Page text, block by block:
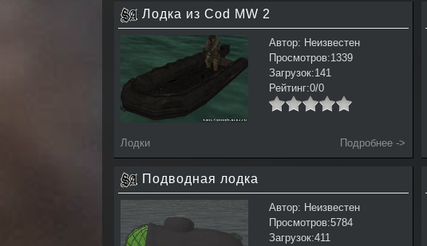
Лодка из Cod MW 2
Автор: Неизвестен
Просмотров:1339
Загрузок:141
Рейтинг:0/0
Лодки Подробнее ->
Подводная лодка
Автор: Неизвестен
Просмотров:5784
Загрузок:411